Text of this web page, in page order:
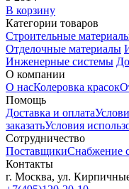
В корзину
Категории товаров
Строительные
Отделочные материалы
Инженерные системы
О компании
О насКолеровка красок
Помощь
Доставка и оплата
заказатьУсловия
Сотрудничество
ПоставщикиСнабжение
Контакты
г. Москва, ул.